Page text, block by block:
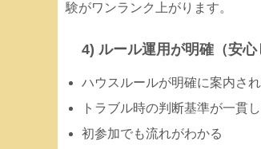
験がワンランク上がります。
4) ルール運用が明確（安心
ハウスルールが明確に案内さ
トラブル時の判断基準が一貫
初参加でも流れがわかる